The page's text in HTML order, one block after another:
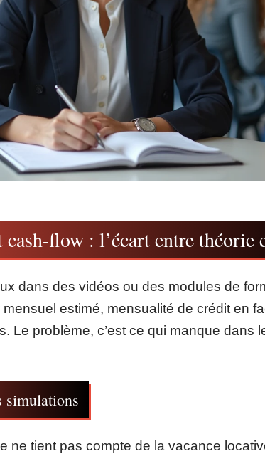
flow : l’écart entre théorie
dans des vidéos ou des modules de
estimé, mensualité de crédit en
Le problème, c’est ce qui manque dans
simulations
ne tient pas compte de la vacance